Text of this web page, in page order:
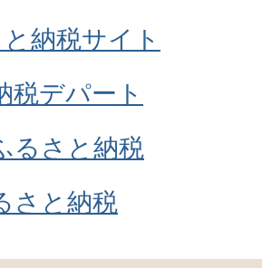
納税サイト
税デパート
るさと納税
さと納税